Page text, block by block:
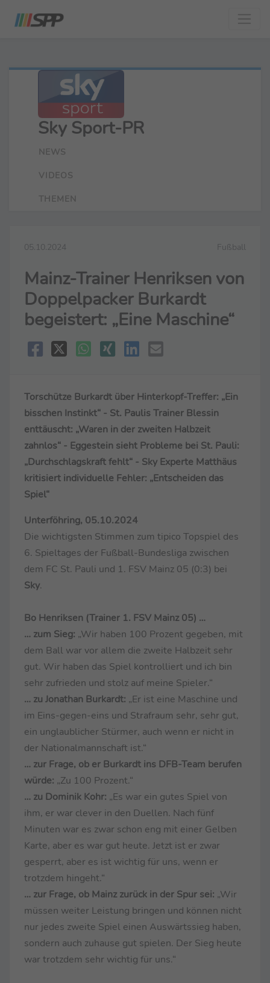
Sky Sport-PR
NEWS
VIDEOS
THEMEN
05.10.2024 Fußball
Mainz-Trainer Henriksen von
Doppelpacker Burkardt
begeistert: „Eine Maschine“
Torschütze Burkardt über Hinterkopf-Treffer: „Ein
bisschen Instinkt“ - St. Paulis Trainer Blessin
enttäuscht: „Waren in der zweiten Halbzeit
zahnlos“ - Eggestein sieht Probleme bei St. Pauli:
„Durchschlagskraft fehlt“ - Sky Experte Matthäus
kritisiert individuelle Fehler: „Entscheiden das
Spiel“
Unterföhring, 05.10.2024
Die wichtigsten Stimmen zum tipico Topspiel des
6. Spieltages der Fußball-Bundesliga zwischen
dem FC St. Pauli und 1. FSV Mainz 05 (0:3) bei
Sky.
Bo Henriksen (Trainer 1. FSV Mainz 05) …
… zum Sieg: „Wir haben 100 Prozent gegeben, mit
dem Ball war vor allem die zweite Halbzeit sehr
gut. Wir haben das Spiel kontrolliert und ich bin
sehr zufrieden und stolz auf meine Spieler.“
… zu Jonathan Burkardt: „Er ist eine Maschine und
im Eins-gegen-eins und Strafraum sehr, sehr gut,
ein unglaublicher Stürmer, auch wenn er nicht in
der Nationalmannschaft ist.“
… zur Frage, ob er Burkardt ins DFB-Team berufen
würde: „Zu 100 Prozent.“
… zu Dominik Kohr: „Es war ein gutes Spiel von
ihm, er war clever in den Duellen. Nach fünf
Minuten war es zwar schon eng mit einer Gelben
Karte, aber es war gut heute. Jetzt ist er zwar
gesperrt, aber es ist wichtig für uns, wenn er
trotzdem hingeht.“
… zur Frage, ob Mainz zurück in der Spur sei: „Wir
müssen weiter Leistung bringen und können nicht
nur jedes zweite Spiel einen Auswärtssieg haben,
sondern auch zuhause gut spielen. Der Sieg heute
war trotzdem sehr wichtig für uns.“